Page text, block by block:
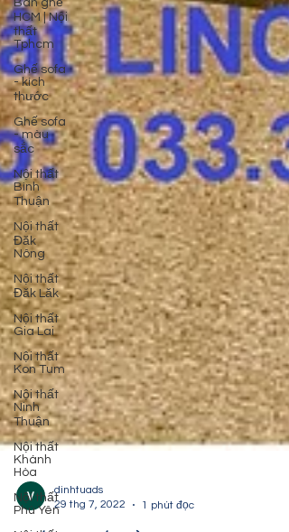
Bàn ghế
HCM | Nội
thất
Tphcm
Ghế sofa
- kích
thước
Ghế sofa
- màu
sắc
Nội thất
Bình
Thuận
Nội thất
Đăk
Nông
Nội thất
Đăk Lăk
Nội thất
Gia Lai
Nội thất
Kon Tum
Nội thất
Ninh
Thuận
Nội thất
Khánh
Hòa
Nội thất
Phú Yêndinhtuads